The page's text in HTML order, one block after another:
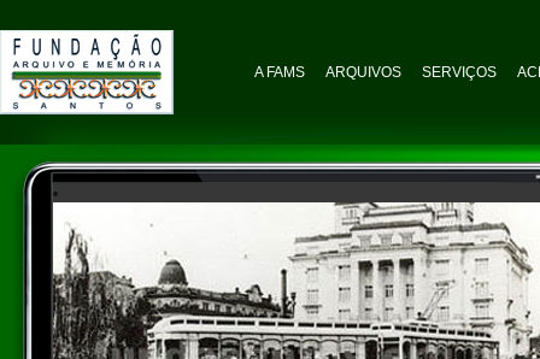
A FAMS ARQUIVOS SERVIÇOS